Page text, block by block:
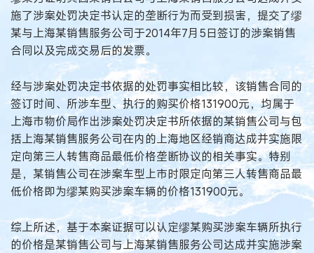
施了涉案处罚决定书认定的垄断行为而受到损害，提交了缪
某与上海某销售服务公司于2014年7月5日签订的涉案销售
合同以及完成交易后的发票。
经与涉案处罚决定书依据的处罚事实相比较，该销售合同的
签订时间、所涉车型、执行的购买价格131900元，均属于
上海市物价局作出涉案处罚决定书所依据的某销售公司与包
括上海某销售服务公司在内的上海地区经销商达成并实施限
定向第三人转售商品最低价格垄断协议的相关事实。特别
是，某销售公司在涉案车型上市时限定向第三人转售商品最
低价格即为缪某购买涉案车辆的价格131900元。
综上所述，基于本案证据可以认定缪某购买涉案车辆所执行
的价格是某销售公司与上海某销售服务公司达成并实施涉案